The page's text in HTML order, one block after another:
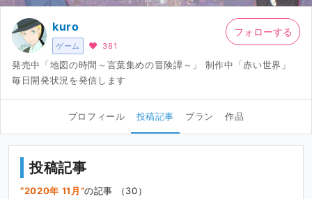
ゲーム
kuro
381
発売中「地図の時間～言葉集めの冒険譚～」 制作中「赤い世界」
毎日開発状況を発信します
フォローする
プロフィール 投稿記事 プラン 作品
投稿記事
2020年 11月 の記事 （30）